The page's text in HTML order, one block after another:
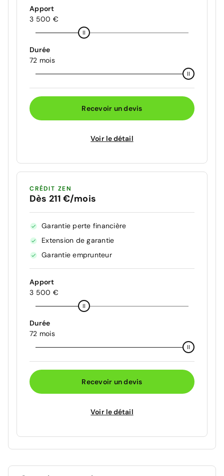
Apport
3 500 €
Durée
72 mois
Recevoir un devis
Voir le détail
CRÉDIT ZEN
Dès 211 €/mois
Garantie perte financière
Extension de garantie
Garantie emprunteur
Apport
3 500 €
Durée
72 mois
Recevoir un devis
Voir le détail